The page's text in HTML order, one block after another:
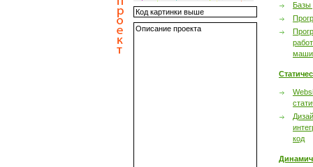
Базы
код